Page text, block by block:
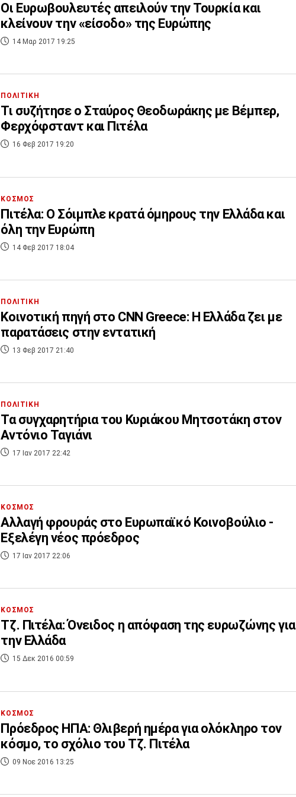
Οι Ευρωβουλευτές απειλούν την Τουρκία και
κλείνουν την «είσοδο» της Ευρώπης
14 Μαρ 2017 19:25
ΠΟΛΙΤΙΚΗ
Τι συζήτησε ο Σταύρος Θεοδωράκης με Βέμπερ,
Φερχόφσταντ και Πιτέλα
16 Φεβ 2017 19:20
ΚΟΣΜΟΣ
Πιτέλα: Ο Σόιμπλε κρατά όμηρους την Ελλάδα και
όλη την Ευρώπη
14 Φεβ 2017 18:04
ΠΟΛΙΤΙΚΗ
Κοινοτική πηγή στο CNN Greece: Η Ελλάδα ζει με
παρατάσεις στην εντατική
13 Φεβ 2017 21:40
ΠΟΛΙΤΙΚΗ
Τα συγχαρητήρια του Κυριάκου Μητσοτάκη στον
Αντόνιο Ταγιάνι
17 Ιαν 2017 22:42
ΚΟΣΜΟΣ
Αλλαγή φρουράς στο Ευρωπαϊκό Κοινοβούλιο -
Εξελέγη νέος πρόεδρος
17 Ιαν 2017 22:06
ΚΟΣΜΟΣ
Τζ. Πιτέλα: Όνειδος η απόφαση της ευρωζώνης για
την Ελλάδα
15 Δεκ 2016 00:59
ΚΟΣΜΟΣ
Πρόεδρος ΗΠΑ: Θλιβερή ημέρα για ολόκληρο τον
κόσμο, το σχόλιο του Τζ. Πιτέλα
09 Νοε 2016 13:25